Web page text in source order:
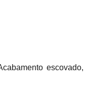
escovado,